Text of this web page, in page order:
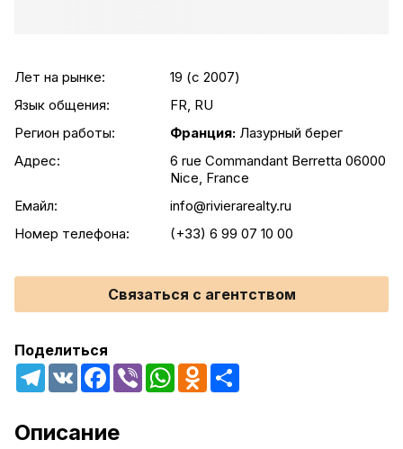
Лет на рынке:
19 (c 2007)
Язык общения:
FR, RU
Регион работы:
Франция: Лазурный берег
Адрес:
6 rue Commandant Berretta 06000
Nice, France
Емайл:
info@rivierarealty.ru
Номер телефона:
(+33) 6 99 07 10 00
Связаться с агентством
Поделиться
Telegram
VK Facebook
Viber WhatsAppOdnoklassniki
Описание